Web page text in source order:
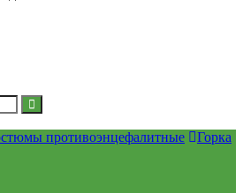
противоэнцефалитные
Горка